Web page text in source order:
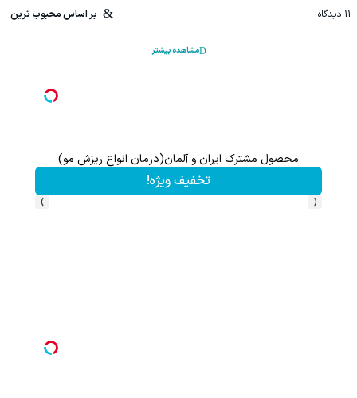
11 دیدگاه بر اساس محبوب ترین
مشاهده بیشتر
محصول مشترک ایران و آلمان(درمان انواع ریزش مو)
تخفیف ویژه!
‹
›